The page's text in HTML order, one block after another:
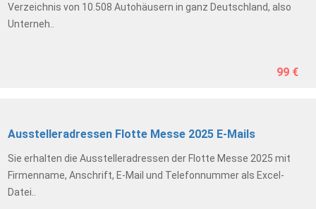
Verzeichnis von 10.508 Autohäusern in ganz Deutschland, also
Unterneh..
99 €
Ausstelleradressen Flotte Messe 2025 E-Mails
Sie erhalten die Ausstelleradressen der Flotte Messe 2025 mit
Firmenname, Anschrift, E-Mail und Telefonnummer als Excel-
Datei..